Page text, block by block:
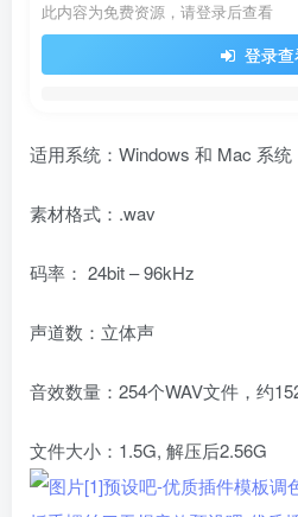
此内容为免费资源，请登录后查看
登录
适用系统：Windows 和 Mac 系统
素材格式：.wav
码率： 24bit – 96kHz
声道数：立体声
音效数量：254个WAV文件，约
文件大小：1.5G, 解压后2.56G